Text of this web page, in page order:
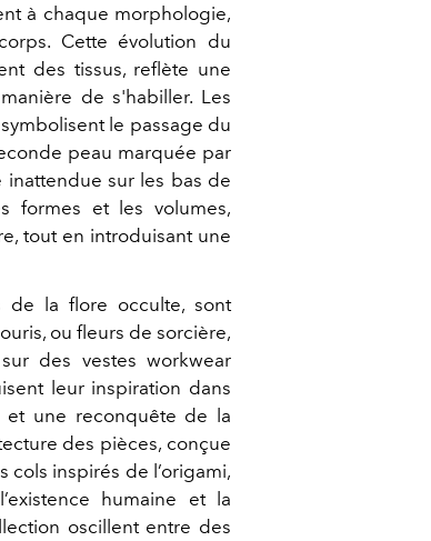
à chaque morphologie,
Cette évolution du
des tissus, reflète une
de s'habiller. Les
le passage du
peau marquée par
inattendue sur les bas de
formes et les volumes,
tout en introduisant une
de la flore occulte, sont
ou fleurs de sorcière,
des vestes workwear
leur inspiration dans
et une reconquête de la
des pièces, conçue
cols inspirés de l’origami,
humaine et la
oscillent entre des